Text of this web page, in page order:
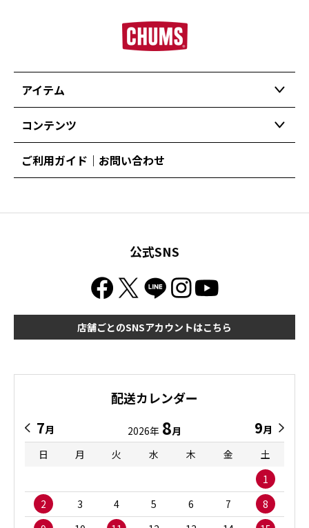
アイテム
コンテンツ
ご利用ガイド｜お問い合わせ
公式SNS
店舗ごとのSNSアカウントはこちら
配送カレンダー
7月 2026年 8月 9月
日
月 火 水 木 金
土
1
2
3 4 5 6 7
8